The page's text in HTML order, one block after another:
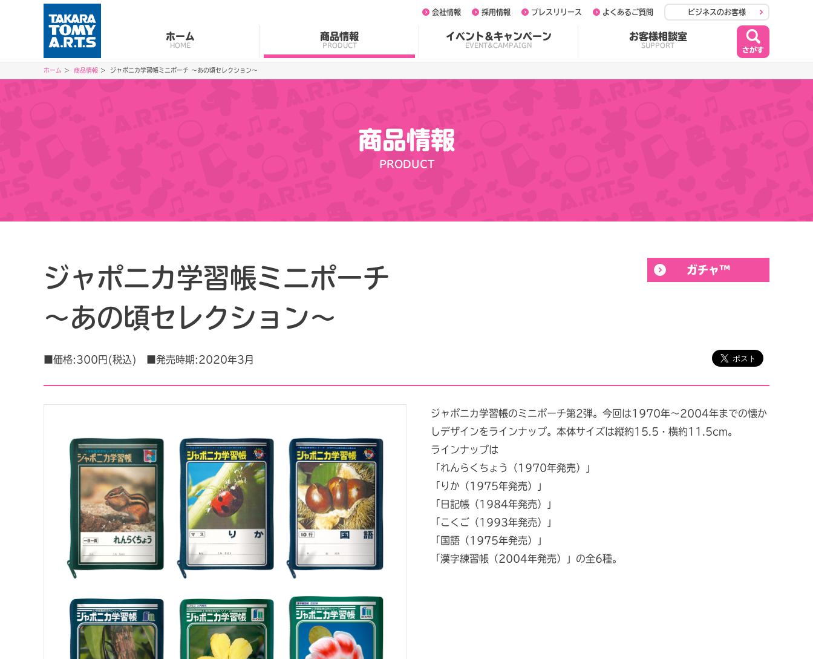
ホーム
HOME
商品情報
PRODUCT
イベント&キャンペーン
EVENT&CAMPAIGN
お客様相談室
SUPPORT
会社情報 採用情報 プレスリリース よくあるご質問 ビジネスのお客様
ホーム 商品情報 ジャポニカ学習帳ミニポーチ ～あの頃セレクション～
商品情報
PRODUCT
ガチャ™
ジャポニカ学習帳ミニポーチ
～あの頃セレクション～
■価格:300円(税込) ■発売時期:2020年3月
ジャポニカ学習帳のミニポーチ第2弾。今回は1970年～2004年までの懐か
しデザインをラインナップ。本体サイズは縦約15.5・横約11.5cm。
ラインナップは
「れんらくちょう（1970年発売）」
「りか（1975年発売）」
「日記帳（1984年発売）」
「こくご（1993年発売）」
「国語（1975年発売）」
「漢字練習帳（2004年発売）」の全6種。